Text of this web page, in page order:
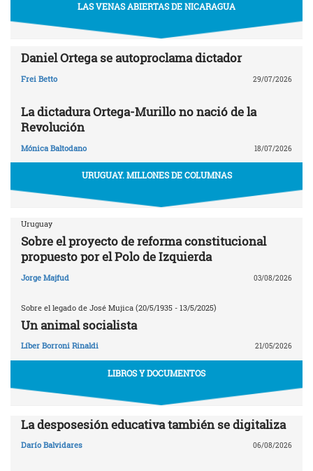
LAS VENAS ABIERTAS DE NICARAGUA
Daniel Ortega se autoproclama dictador
Frei Betto 29/07/2026
La dictadura Ortega-Murillo no nació de la
Revolución
Mónica Baltodano 18/07/2026
URUGUAY. MILLONES DE COLUMNAS
Uruguay
Sobre el proyecto de reforma constitucional
propuesto por el Polo de Izquierda
Jorge Majfud 03/08/2026
Sobre el legado de José Mujica (20/5/1935 - 13/5/2025)
Un animal socialista
Líber Borroni Rinaldi 21/05/2026
LIBROS Y DOCUMENTOS
La desposesión educativa también se digitaliza
Darío Balvidares 06/08/2026